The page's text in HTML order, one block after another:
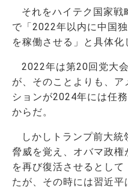
それをハイテク国家戦
で「2022年以内に中国
を稼働させる」と具体化
2022年は第20回党大
が、そのことよりも、
ションが2024年には任
からだ。
しかしトランプ前大
脅威を覚え、オバマ政
を再び復活させるとし
たが、その時には習近